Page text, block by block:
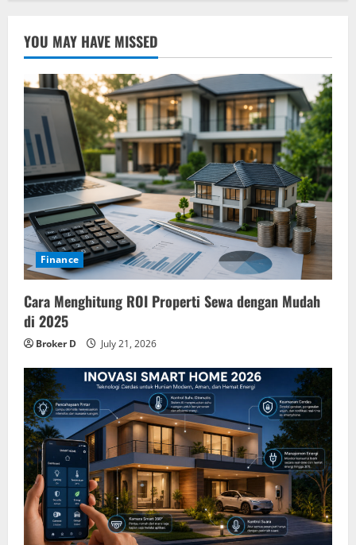
YOU MAY HAVE MISSED
Finance
Cara Menghitung ROI Properti Sewa dengan Mudah
di 2025
Broker D July 21, 2026